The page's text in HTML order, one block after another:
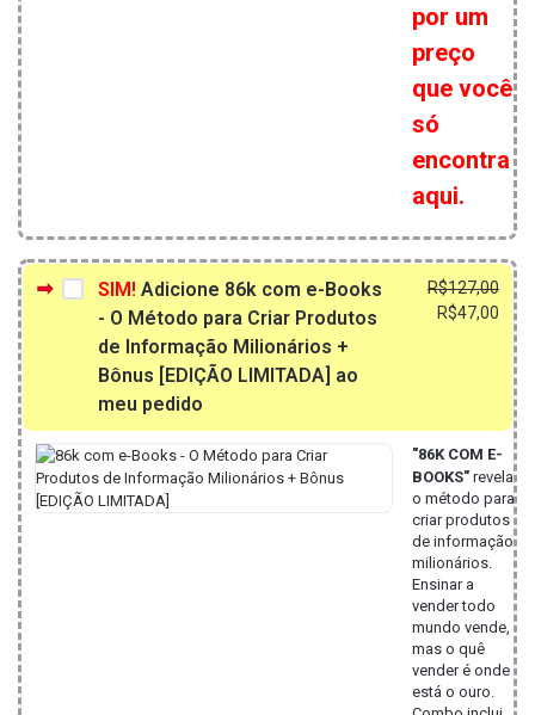
por um
preço
que você
só
encontra
aqui.
SIM! Adicione 86k com e-Books
- O Método para Criar Produtos
de Informação Milionários +
Bônus [EDIÇÃO LIMITADA] ao
meu pedido
R$127,00
era:
R$47,00
atual
"86K COM E-
BOOKS" revela
o método para
criar produtos
de informação
milionários.
Ensinar a
vender todo
mundo vende,
mas o quê
vender é onde
está o ouro.